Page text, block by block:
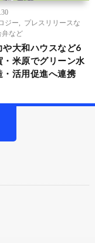
ジー
プレスリリースな
弁など
や大和ハウスなど6
・米原でグリーン水
・活用促進へ連携